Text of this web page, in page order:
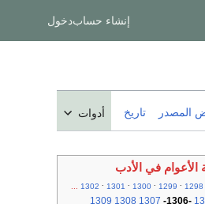
إنشاء حسابدخول
المصدر تاريخ أدوات
الأعوام في الأدب
1298
1299
1300
1301
1302
...
-
1306
-
1307
1308
1309